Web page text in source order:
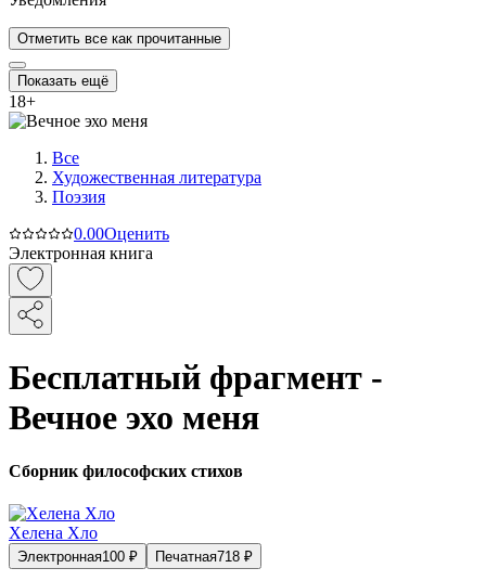
Отметить все как прочитанные
Показать ещё
18+
Все
Художественная литература
Поэзия
0.00Оценить
Электронная книга
Бесплатный фрагмент -
Вечное эхо меня
Сборник философских стихов
Хелена Хло
Электронная100 ₽ Печатная718 ₽